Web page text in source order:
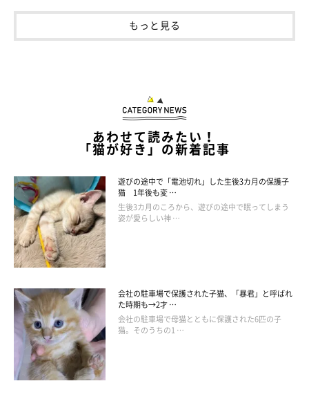
もっと見る
あわせて読みたい！
「猫が好き」の新着記事
遊びの途中で「電池切れ」した生後3カ月の保護子
猫 1年後も変 …
生後3カ月のころから、遊びの途中で眠ってしまう
姿が愛らしい神 …
会社の駐車場で保護された子猫、「暴君」と呼ばれ
た時期も→2才 …
会社の駐車場で母猫とともに保護された6匹の子
猫。そのうちの1 …